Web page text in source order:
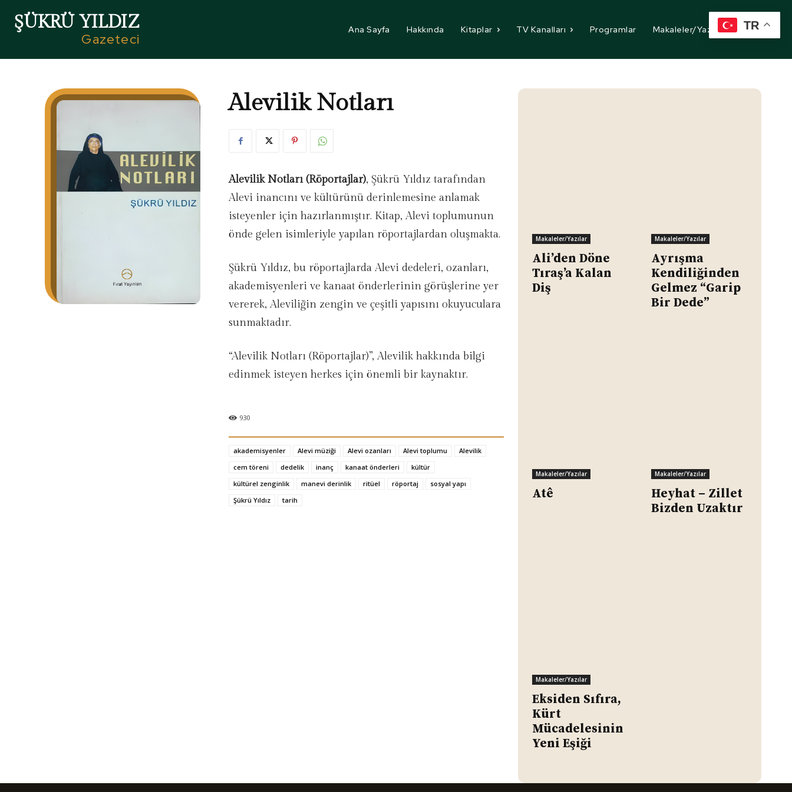
ŞÜKRÜ YILDIZ
Gazeteci
Ana Sayfa Hakkında Kitaplar TV Kanalları Programlar Makaleler/Yazılar İletişim
Alevilik Notları
Alevilik Notları (Röportajlar), Şükrü Yıldız tarafından
Alevi inancını ve kültürünü derinlemesine anlamak
isteyenler için hazırlanmıştır. Kitap, Alevi toplumunun
önde gelen isimleriyle yapılan röportajlardan oluşmakta.
Şükrü Yıldız, bu röportajlarda Alevi dedeleri, ozanları,
akademisyenleri ve kanaat önderlerinin görüşlerine yer
vererek, Aleviliğin zengin ve çeşitli yapısını okuyuculara
sunmaktadır.
“Alevilik Notları (Röportajlar)”, Alevilik hakkında bilgi
edinmek isteyen herkes için önemli bir kaynaktır.
930
akademisyenler Alevi müziği Alevi ozanları Alevi toplumu
Alevilik
cem töreni
dedelik inanç kanaat önderleri
kültür
kültürel zenginlik
manevi derinlik ritüel röportaj
sosyal yapı
Şükrü Yıldız
tarih
Makaleler/Yazılar
Ali’den Döne
Tıraş’a Kalan
Diş
Makaleler/Yazılar
Ayrışma
Kendiliğinden
Gelmez “Garip
Bir Dede”
Makaleler/Yazılar
Atê
Makaleler/Yazılar
Heyhat – Zillet
Bizden Uzaktır
Makaleler/Yazılar
Eksiden Sıfıra,
Kürt
Mücadelesinin
Yeni Eşiği
TR